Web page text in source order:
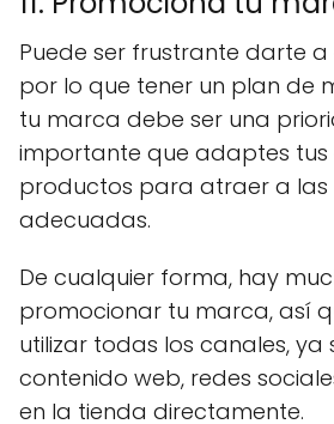
Puede ser frustrante darte a
por lo que tener un plan de
tu marca debe ser una
importante que adaptes tus
productos para atraer a las
adecuadas.
De cualquier forma, hay
promocionar tu marca, así
utilizar todas los canales, ya
contenido web, redes
en la tienda directamente.